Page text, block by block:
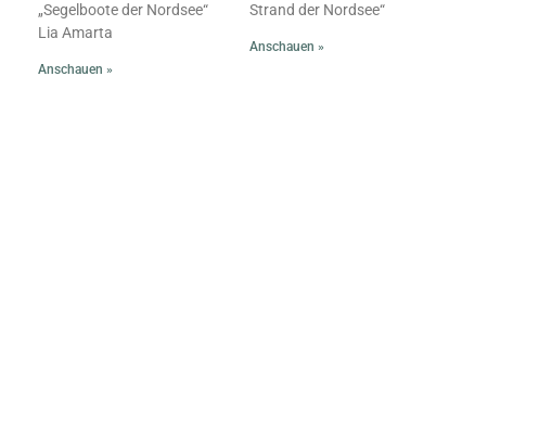
„Segelboote der Nordsee“
Lia Amarta
Anschauen »
Strand der Nordsee“
Anschauen »